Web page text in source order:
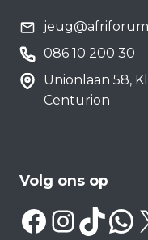
086 10 200 30
Unionlaan 58,
Centurion
Volg ons op